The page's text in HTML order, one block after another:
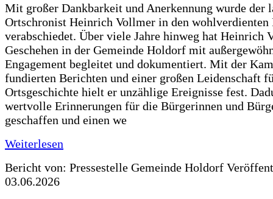
Mit großer Dankbarkeit und Anerkennung wurde der
Ortschronist Heinrich Vollmer in den wohlverdienten
verabschiedet. Über viele Jahre hinweg hat Heinrich
Geschehen in der Gemeinde Holdorf mit
Engagement begleitet und dokumentiert. Mit der
fundierten Berichten und einer großen Leidenschaft
Ortsgeschichte hielt er unzählige Ereignisse fest.
wertvolle Erinnerungen für die Bürgerinnen und
geschaffen und einen we
Weiterlesen
Bericht von: Pressestelle Gemeinde Holdorf
03.06.2026